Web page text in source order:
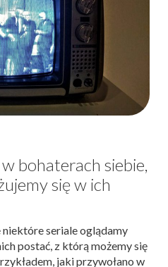
bohaterach siebie,
się w ich
seriale oglądamy
postać, z którą możemy się
jaki przywołano w